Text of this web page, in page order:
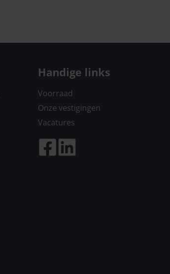
Handige links
Voorraad
Onze vestigingen
Vacatures